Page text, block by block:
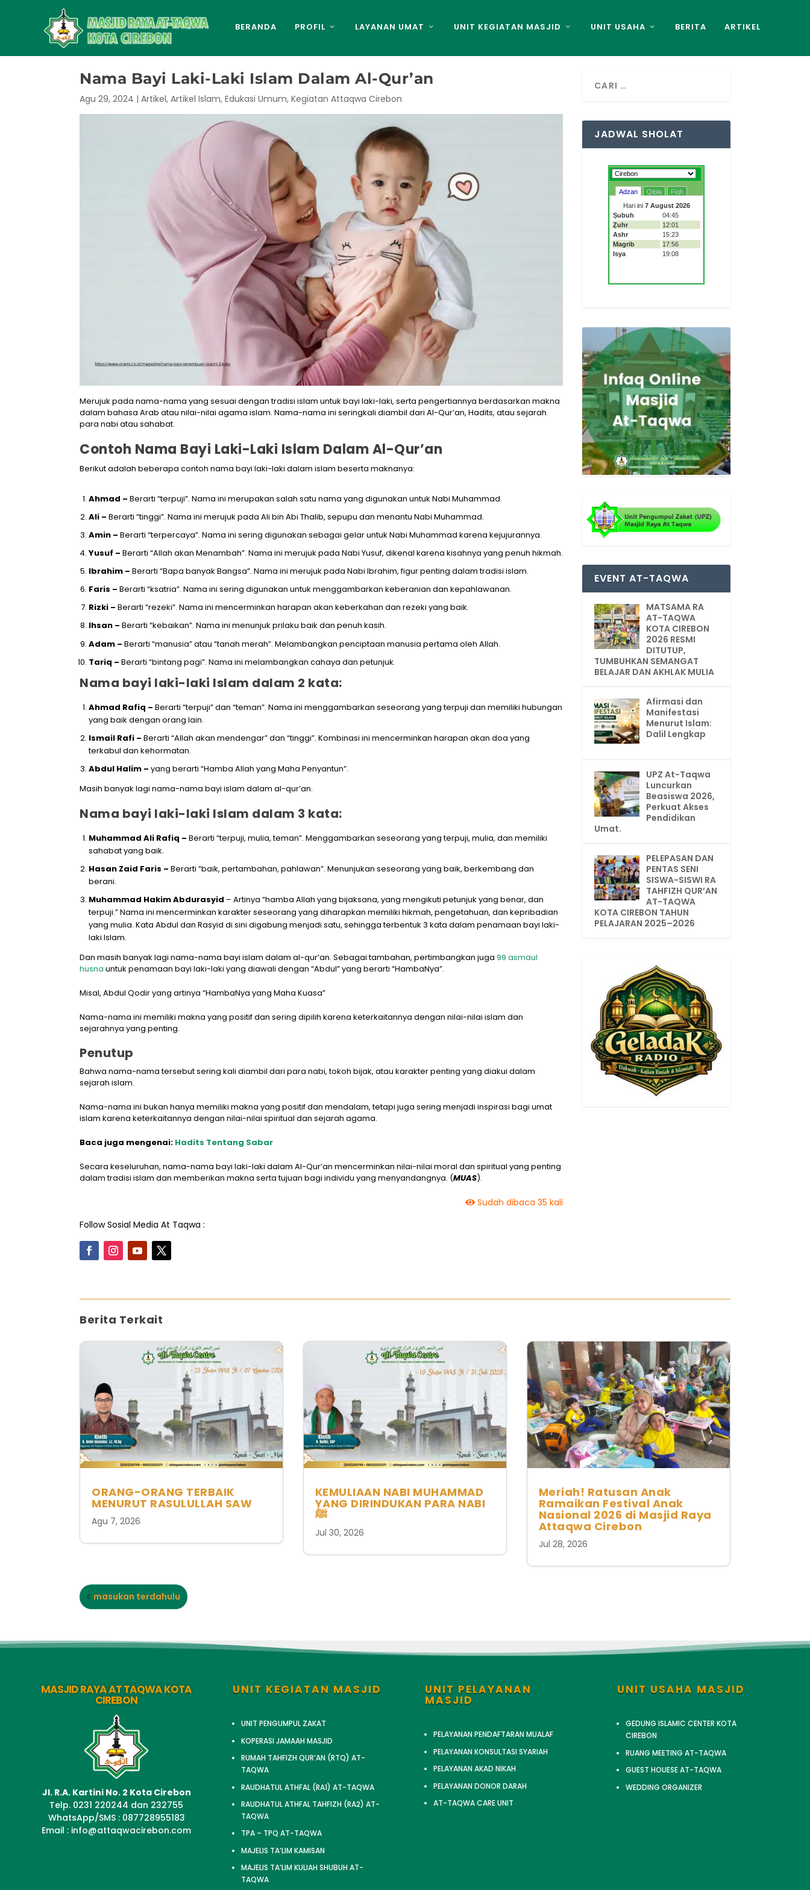
BERANDA PROFIL LAYANAN UMAT UNIT KEGIATAN MASJID UNIT USAHA BERITA ARTIKEL
Nama Bayi Laki-Laki Islam Dalam Al-Qur’an
Agu 29, 2024 | Artikel, Artikel Islam, Edukasi Umum, Kegiatan Attaqwa Cirebon
Merujuk pada nama-nama yang sesuai dengan tradisi islam untuk bayi laki-laki, serta pengertiannya berdasarkan makna
dalam bahasa Arab atau nilai-nilai agama islam. Nama-nama ini seringkali diambil dari Al-Qur’an, Hadits, atau sejarah
para nabi atau sahabat.
Contoh Nama Bayi Laki-Laki Islam Dalam Al-Qur’an
Berikut adalah beberapa contoh nama bayi laki-laki dalam islam beserta maknanya:
Ahmad – Berarti “terpuji”. Nama ini merupakan salah satu nama yang digunakan untuk Nabi Muhammad.
Ali – Berarti “tinggi”. Nama ini merujuk pada Ali bin Abi Thalib, sepupu dan menantu Nabi Muhammad.
Amin – Berarti “terpercaya”. Nama ini sering digunakan sebagai gelar untuk Nabi Muhammad karena kejujurannya.
Yusuf – Berarti “Allah akan Menambah”. Nama ini merujuk pada Nabi Yusuf, dikenal karena kisahnya yang penuh hikmah.
Ibrahim – Berarti “Bapa banyak Bangsa”. Nama ini merujuk pada Nabi Ibrahim, figur penting dalam tradisi islam.
Faris – Berarti “ksatria”. Nama ini sering digunakan untuk menggambarkan keberanian dan kepahlawanan.
Rizki – Berarti “rezeki”. Nama ini mencerminkan harapan akan keberkahan dan rezeki yang baik.
Ihsan – Berarti “kebaikan”. Nama ini menunjuk prilaku baik dan penuh kasih.
Adam – Berarti “manusia” atau “tanah merah”. Melambangkan penciptaan manusia pertama oleh Allah.
Tariq – Berarti “bintang pagi”. Nama ini melambangkan cahaya dan petunjuk.
Nama bayi laki-laki Islam dalam 2 kata:
Ahmad Rafiq – Berarti “terpuji” dan “teman”. Nama ini menggambarkan seseorang yang terpuji dan memiliki hubungan
yang baik dengan orang lain.
Ismail Rafi – Berarti “Allah akan mendengar” dan “tinggi”. Kombinasi ini mencerminkan harapan akan doa yang
terkabul dan kehormatan.
Abdul Halim – yang berarti “Hamba Allah yang Maha Penyantun”.
Masih banyak lagi nama-nama bayi islam dalam al-qur’an.
Nama bayi laki-laki Islam dalam 3 kata:
Muhammad Ali Rafiq – Berarti “terpuji, mulia, teman”. Menggambarkan seseorang yang terpuji, mulia, dan memiliki
sahabat yang baik.
Hasan Zaid Faris – Berarti “baik, pertambahan, pahlawan”. Menunjukan seseorang yang baik, berkembang dan
berani.
Muhammad Hakim Abdurasyid – Artinya “hamba Allah yang bijaksana, yang mengikuti petunjuk yang benar, dan
terpuji.” Nama ini mencerminkan karakter seseorang yang diharapkan memiliki hikmah, pengetahuan, dan kepribadian
yang mulia. Kata Abdul dan Rasyid di sini digabung menjadi satu, sehingga terbentuk 3 kata dalam penamaan bayi laki-
laki Islam.
Dan masih banyak lagi nama-nama bayi islam dalam al-qur’an. Sebagai tambahan, pertimbangkan juga 99 asmaul
husna untuk penamaan bayi laki-laki yang diawali dengan “Abdul” yang berarti “HambaNya”.
Misal, Abdul Qodir yang artinya “HambaNya yang Maha Kuasa”
Nama-nama ini memiliki makna yang positif dan sering dipilih karena keterkaitannya dengan nilai-nilai islam dan
sejarahnya yang penting.
Penutup
Bahwa nama-nama tersebut sering kali diambil dari para nabi, tokoh bijak, atau karakter penting yang diakui dalam
sejarah islam.
Nama-nama ini bukan hanya memiliki makna yang positif dan mendalam, tetapi juga sering menjadi inspirasi bagi umat
islam karena keterkaitannya dengan nilai-nilai spiritual dan sejarah agama.
Baca juga mengenai: Hadits Tentang Sabar
Secara keseluruhan, nama-nama bayi laki-laki dalam Al-Qur’an mencerminkan nilai-nilai moral dan spiritual yang penting
dalam tradisi islam dan memberikan makna serta tujuan bagi individu yang menyandangnya. (MUAS).
Sudah dibaca 35 kali
Follow Sosial Media At Taqwa :
JADWAL SHOLAT
EVENT AT-TAQWA
MATSAMA RA
AT-TAQWA
KOTA CIREBON
2026 RESMI
DITUTUP,
TUMBUHKAN SEMANGAT
BELAJAR DAN AKHLAK MULIA
Afirmasi dan
Manifestasi
Menurut Islam:
Dalil Lengkap
UPZ At-Taqwa
Luncurkan
Beasiswa 2026,
Perkuat Akses
Pendidikan
Umat.
PELEPASAN DAN
PENTAS SENI
SISWA-SISWI RA
TAHFIZH QUR’AN
AT-TAQWA
KOTA CIREBON TAHUN
PELAJARAN 2025–2026
Berita Terkait
ORANG-ORANG TERBAIK
MENURUT RASULULLAH SAW
Agu 7, 2026
KEMULIAAN NABI MUHAMMAD
YANG DIRINDUKAN PARA NABI
ﷺ
Jul 30, 2026
Meriah! Ratusan Anak
Ramaikan Festival Anak
Nasional 2026 di Masjid Raya
Attaqwa Cirebon
Jul 28, 2026
masukan terdahulu
MASJID RAYA AT TAQWA KOTA
CIREBON
Jl. R.A. Kartini No. 2 Kota Cirebon
Telp. 0231 220244 dan 232755
WhatsApp/SMS : 087728955183
Email : info@attaqwacirebon.com
UNIT KEGIATAN MASJID
UNIT PENGUMPUL ZAKAT
KOPERASI JAMAAH MASJID
RUMAH TAHFIZH QUR’AN (RTQ) AT-
TAQWA
RAUDHATUL ATHFAL (RA1) AT-TAQWA
RAUDHATUL ATHFAL TAHFIZH (RA2) AT-
TAQWA
TPA – TPQ AT-TAQWA
MAJELIS TA’LIM KAMISAN
MAJELIS TA’LIM KULIAH SHUBUH AT-
TAQWA
UNIT PELAYANAN
MASJID
PELAYANAN PENDAFTARAN MUALAF
PELAYANAN KONSULTASI SYARIAH
PELAYANAN AKAD NIKAH
PELAYANAN DONOR DARAH
AT-TAQWA CARE UNIT
UNIT USAHA MASJID
GEDUNG ISLAMIC CENTER KOTA
CIREBON
RUANG MEETING AT-TAQWA
GUEST HOUESE AT-TAQWA
WEDDING ORGANIZER